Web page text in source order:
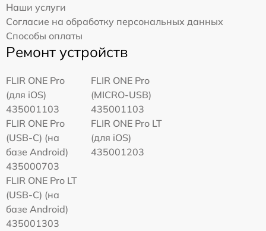
Наши услуги
Согласие на обработку персональных данных
Способы оплаты
Ремонт устройств
FLIR ONE Pro
(для iOS)
435001103
FLIR ONE Pro
(MICRO-USB)
435001103
FLIR ONE Pro
(USB-C) (на
базе Android)
435000703
FLIR ONE Pro LT
(для iOS)
435001203
FLIR ONE Pro LT
(USB-C) (на
базе Android)
435001303